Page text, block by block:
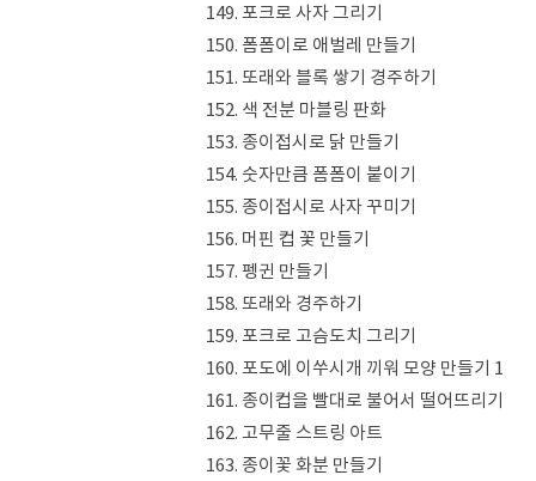
149. 포크로 사자 그리기
150. 폼폼이로 애벌레 만들기
151. 또래와 블록 쌓기 경주하기
152. 색 전분 마블링 판화
153. 종이접시로 닭 만들기
154. 숫자만큼 폼폼이 붙이기
155. 종이접시로 사자 꾸미기
156. 머핀 컵 꽃 만들기
157. 펭귄 만들기
158. 또래와 경주하기
159. 포크로 고슴도치 그리기
160. 포도에 이쑤시개 끼워 모양 만들기 1
161. 종이컵을 빨대로 불어서 떨어뜨리기
162. 고무줄 스트링 아트
163. 종이꽃 화분 만들기